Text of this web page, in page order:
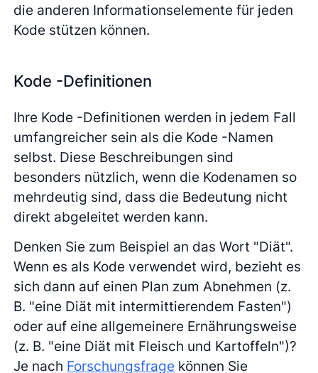
die anderen Informationselemente für jeden
Kode stützen können.
Kode -Definitionen
Ihre Kode -Definitionen werden in jedem Fall
umfangreicher sein als die Kode -Namen
selbst. Diese Beschreibungen sind
besonders nützlich, wenn die Kodenamen so
mehrdeutig sind, dass die Bedeutung nicht
direkt abgeleitet werden kann.
Denken Sie zum Beispiel an das Wort "Diät".
Wenn es als Kode verwendet wird, bezieht es
sich dann auf einen Plan zum Abnehmen (z.
B. "eine Diät mit intermittierendem Fasten")
oder auf eine allgemeinere Ernährungsweise
(z. B. "eine Diät mit Fleisch und Kartoffeln")?
Je nach Forschungsfrage können Sie